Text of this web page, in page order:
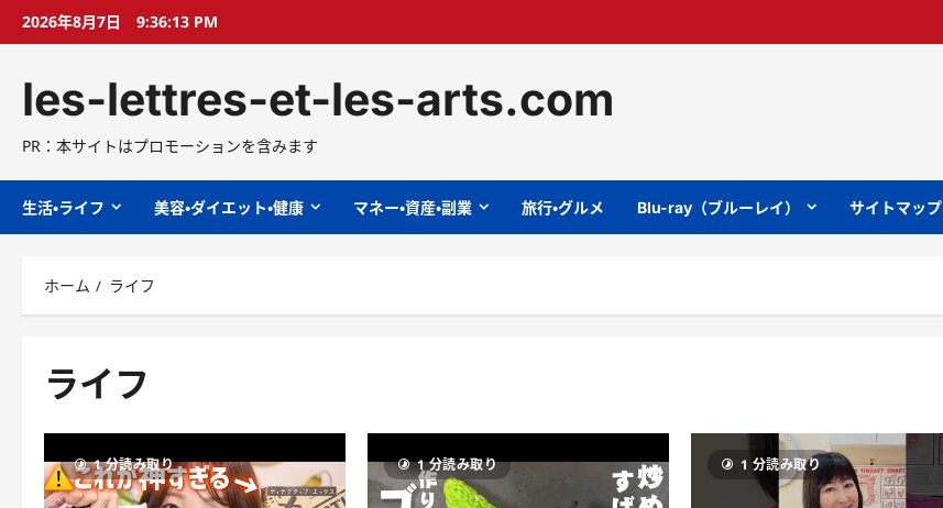
プ
2026年8月7日 9:36:14 PM
les-lettres-et-les-arts.com
PR：本サイトはプロモーションを含みます
生活・ライフ 美容・ダイエット・健康 マネー・資産・副業 旅行・グルメ Blu-ray（ブルーレイ） サイトマップ
ホーム ライフ
ライフ
1 分読み取り 1 分読み取り 1 分読み取り